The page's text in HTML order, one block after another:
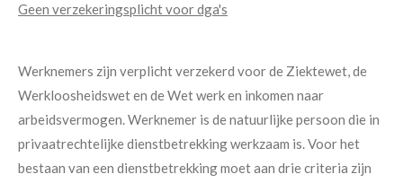
Geen verzekeringsplicht voor dga's
Werknemers zijn verplicht verzekerd voor de Ziektewet, de
Werkloosheidswet en de Wet werk en inkomen naar
arbeidsvermogen. Werknemer is de natuurlijke persoon die in
privaatrechtelijke dienstbetrekking werkzaam is. Voor het
bestaan van een dienstbetrekking moet aan drie criteria zijn